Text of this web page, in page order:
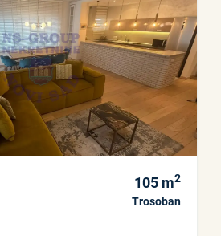
105 m2
Trosoban